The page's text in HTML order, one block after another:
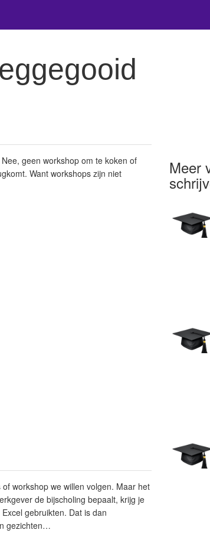
geen workshop om te koken of
Want workshops zijn niet
of workshop we willen volgen. Maar het
de bijscholing bepaalt, krijg je
gebruikten. Dat is dan
gezichten…
Meer